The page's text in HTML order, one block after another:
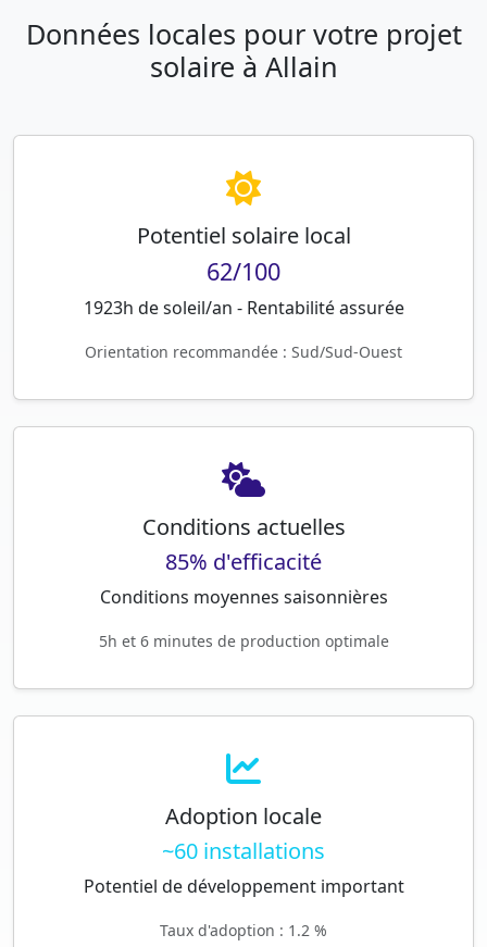
Données locales pour votre projet
solaire à Allain
Potentiel solaire local
62/100
1923h de soleil/an - Rentabilité assurée
Orientation recommandée : Sud/Sud-Ouest
Conditions actuelles
85% d'efficacité
Conditions moyennes saisonnières
5h et 6 minutes de production optimale
Adoption locale
~60 installations
Potentiel de développement important
Taux d'adoption : 1.2 %